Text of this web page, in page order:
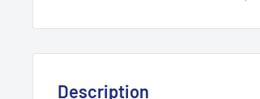
Description